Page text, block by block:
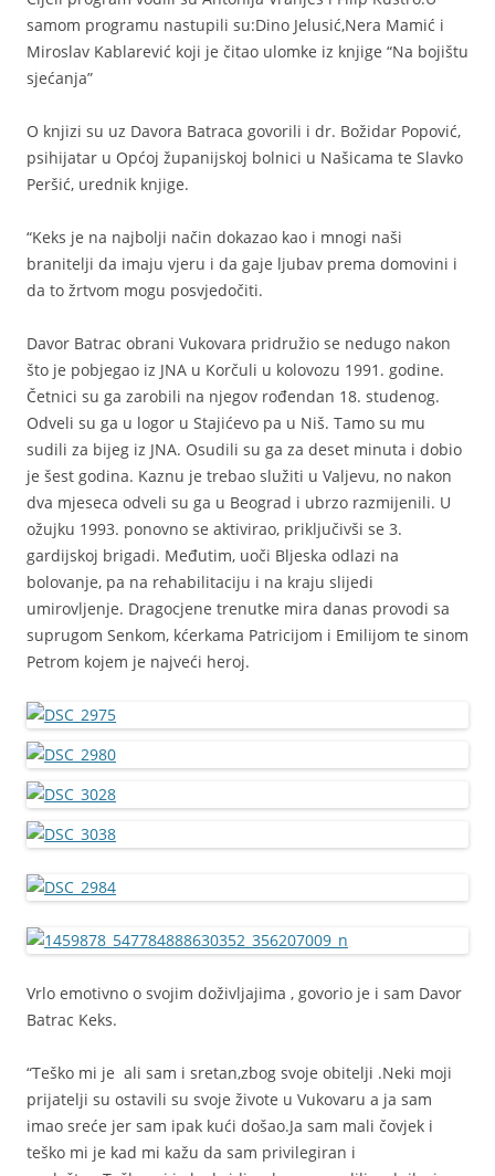
samom programu nastupili su:Dino Jelusić,Nera Mamić i
Miroslav Kablarević koji je čitao ulomke iz knjige “Na bojištu
sjećanja”
O knjizi su uz Davora Batraca govorili i dr. Božidar Popović,
psihijatar u Općoj županijskoj bolnici u Našicama te Slavko
Peršić, urednik knjige.
“Keks je na najbolji način dokazao kao i mnogi naši
branitelji da imaju vjeru i da gaje ljubav prema domovini i
da to žrtvom mogu posvjedočiti.
Davor Batrac obrani Vukovara pridružio se nedugo nakon
što je pobjegao iz JNA u Korčuli u kolovozu 1991. godine.
Četnici su ga zarobili na njegov rođendan 18. studenog.
Odveli su ga u logor u Stajićevo pa u Niš. Tamo su mu
sudili za bijeg iz JNA. Osudili su ga za deset minuta i dobio
je šest godina. Kaznu je trebao služiti u Valjevu, no nakon
dva mjeseca odveli su ga u Beograd i ubrzo razmijenili. U
ožujku 1993. ponovno se aktivirao, priključivši se 3.
gardijskoj brigadi. Međutim, uoči Bljeska odlazi na
bolovanje, pa na rehabilitaciju i na kraju slijedi
umirovljenje. Dragocjene trenutke mira danas provodi sa
suprugom Senkom, kćerkama Patricijom i Emilijom te sinom
Petrom kojem je najveći heroj.
Vrlo emotivno o svojim doživljajima , govorio je i sam Davor
Batrac Keks.
“Teško mi je ali sam i sretan,zbog svoje obitelji .Neki moji
prijatelji su ostavili su svoje živote u Vukovaru a ja sam
imao sreće jer sam ipak kući došao.Ja sam mali čovjek i
teško mi je kad mi kažu da sam privilegiran i